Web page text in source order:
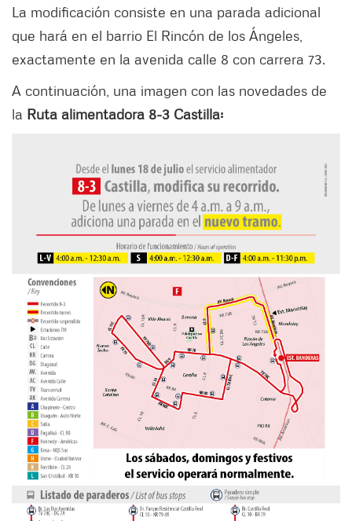
La modificación consiste en una parada adicional
que hará en el barrio El Rincón de los Ángeles,
exactamente en la avenida calle 8 con carrera 73.
A continuación, una imagen con las novedades de
la Ruta alimentadora 8-3 Castilla: